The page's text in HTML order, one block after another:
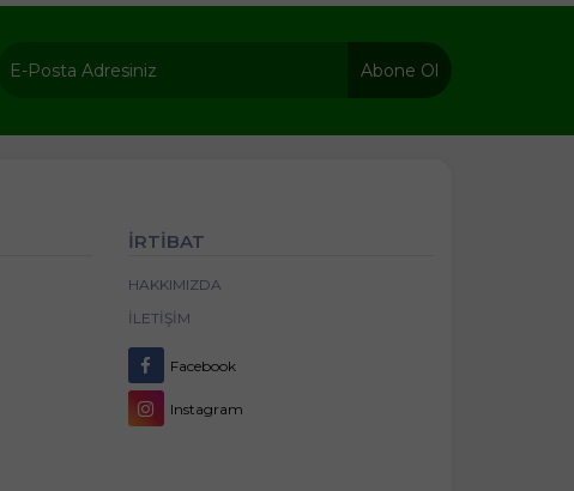
Abone Ol
İRTİBAT
HAKKIMIZDA
İLETIŞIM
Facebook
Instagram